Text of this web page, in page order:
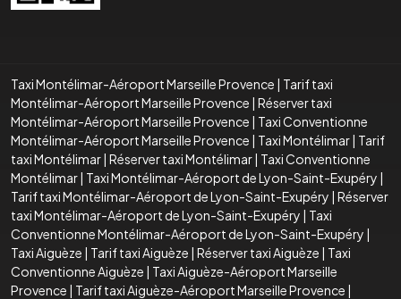
Taxi Montélimar-Aéroport Marseille Provence | Tarif taxi
Montélimar-Aéroport Marseille Provence | Réserver taxi
Montélimar-Aéroport Marseille Provence | Taxi Conventionne
Montélimar-Aéroport Marseille Provence | Taxi Montélimar| Tarif
taxi Montélimar| Réserver taxi Montélimar| Taxi Conventionne
Montélimar| Taxi Montélimar-Aéroport de Lyon-Saint-Exupéry |
Tarif taxi Montélimar-Aéroport de Lyon-Saint-Exupéry | Réserver
taxi Montélimar-Aéroport de Lyon-Saint-Exupéry | Taxi
Conventionne Montélimar-Aéroport de Lyon-Saint-Exupéry |
Taxi Aiguèze | Tarif taxi Aiguèze | Réserver taxi Aiguèze | Taxi
Conventionne Aiguèze | Taxi Aiguèze-Aéroport Marseille
Provence | Tarif taxi Aiguèze-Aéroport Marseille Provence |